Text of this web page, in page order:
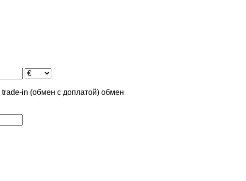
trade-in (обмен с доплатой) обмен